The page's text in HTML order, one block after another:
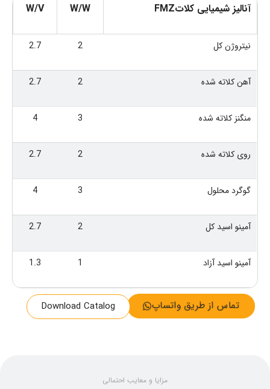
آنالیز شیمیایی کلاتFMZ W/W
W/V
نیتروژن کل 2
2.7
آهن کلاته شده 2
2.7
منگنز کلاته شده 3
4
روی کلاته شده 2
2.7
گوگرد محلول 3
4
آمینو اسید کل 2
2.7
آمینو اسید آزاد 1
1.3
تماس از طریق واتساپ Download Catalog
مزایا و معایب احتمالی